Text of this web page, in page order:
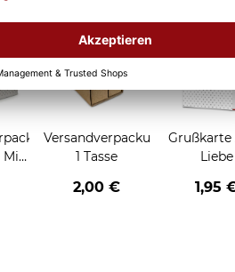
Mit
Versandverpackung
1 Tasse
2,00 €
Grußkarte
Liebe
1,95